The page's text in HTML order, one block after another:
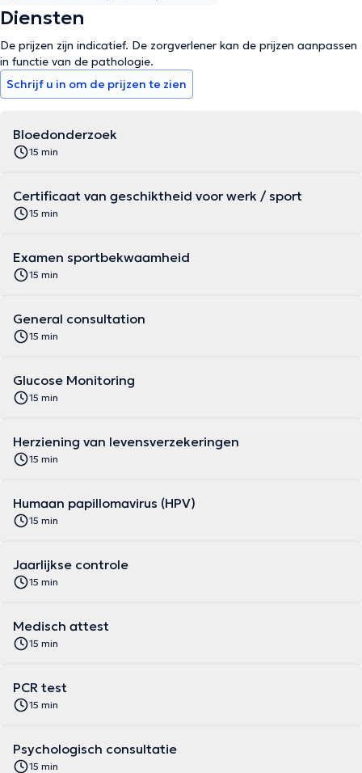
Diensten
De prijzen zijn indicatief. De zorgverlener kan de prijzen aanpassen
in functie van de pathologie.
Schrijf u in om de prijzen te zien
Bloedonderzoek
15 min
Certificaat van geschiktheid voor werk / sport
15 min
Examen sportbekwaamheid
15 min
General consultation
15 min
Glucose Monitoring
15 min
Herziening van levensverzekeringen
15 min
Humaan papillomavirus (HPV)
15 min
Jaarlijkse controle
15 min
Medisch attest
15 min
PCR test
15 min
Psychologisch consultatie
15 min